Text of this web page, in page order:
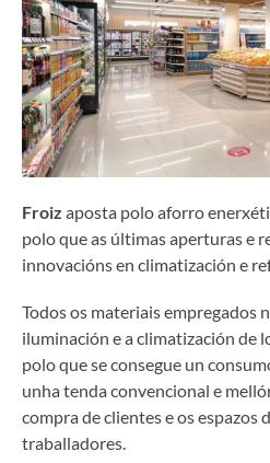
Froiz aposta polo aforro
polo que as últimas aperturas e
innovacións en climatización e
Todos os materiais empregados
iluminación e a climatización de
polo que se consegue un
unha tenda convencional e
compra de clientes e os espazos
traballadores.